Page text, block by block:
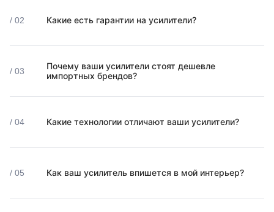
/ 02 Какие есть гарантии на усилители?
/ 03
Почему ваши усилители стоят дешевле
импортных брендов?
/ 04 Какие технологии отличают ваши усилители?
/ 05 Как ваш усилитель впишется в мой интерьер?